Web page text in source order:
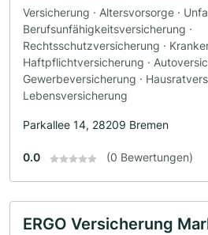
Versicherung · Altersvorsorge ·
Berufsunfähigkeitsversicherung ·
Rechtsschutzversicherung ·
Haftpflichtversicherung ·
Gewerbeversicherung ·
Lebensversicherung
Parkallee 14, 28209 Bremen
0.0 (0 Bewertungen)
ERGO Versicherung